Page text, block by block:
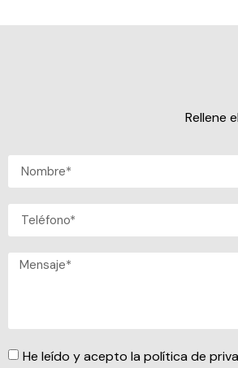
Rellene
He leído y acepto la política de